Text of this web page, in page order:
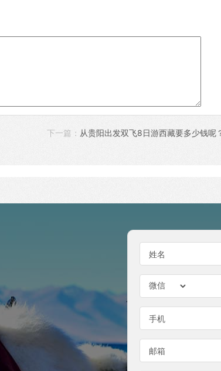
下一篇： 从贵阳出发双飞8日游西藏要多少钱呢
姓名
手机
邮箱